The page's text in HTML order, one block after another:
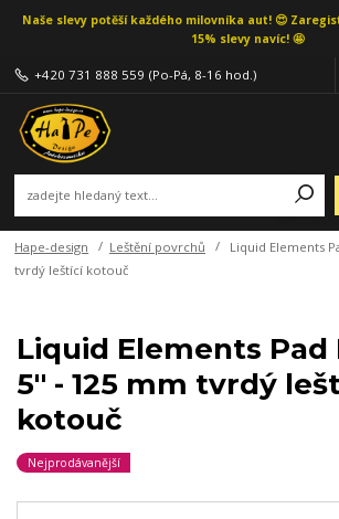
Naše slevy potěší každého milovníka aut! 😍
15% slevy navíc! 🤩
+420 731 888 559 (Po-Pá, 8-16 hod.)
Hape-design Leštění povrchů
Liquid Elements
tvrdý leštící kotouč
Liquid Elements Pad
5" - 125 mm tvrdý
kotouč
Nejprodávanější